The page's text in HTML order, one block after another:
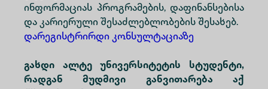
ინფორმაციას პროგრამების, დაფინანსებისა
და კარიერული შესაძლებლობების შესახებ.
დარეგისტრირდი კონსულტაციაზე
გახდი ალტე უნივერსიტეტის სტუდენტი,
რადგან მუდმივი განვითარება აქ